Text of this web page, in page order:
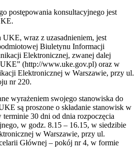
postępowania konsultacyjnego jest
UKE, wraz z uzasadnieniem, jest
Biuletynu Informacji
Elektronicznej, zwanej dalej
(http://www.uke.gov.pl) oraz w
Elektronicznej w Warszawie, przy ul.
nr 220.
wyrażeniem swojego stanowiska do
są proszone o składanie stanowisk w
30 dni od dnia rozpoczęcia
w godz. 8.15 – 16.15, w siedzibie
w Warszawie, przy ul.
Głównej – pokój nr 4, w formie